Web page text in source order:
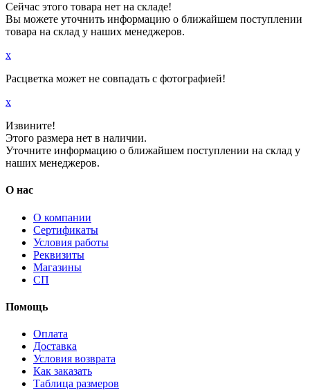
Сейчас этого товара нет на складе!
Вы можете уточнить информацию о ближайшем поступлении
товара на склад у наших менеджеров.
x
Расцветка может не совпадать с фотографией!
x
Извините!
Этого размера нет в наличии.
Уточните информацию о ближайшем поступлении на склад у
наших менеджеров.
О нас
О компании
Сертификаты
Условия работы
Реквизиты
Магазины
СП
Помощь
Оплата
Доставка
Условия возврата
Как заказать
Таблица размеров